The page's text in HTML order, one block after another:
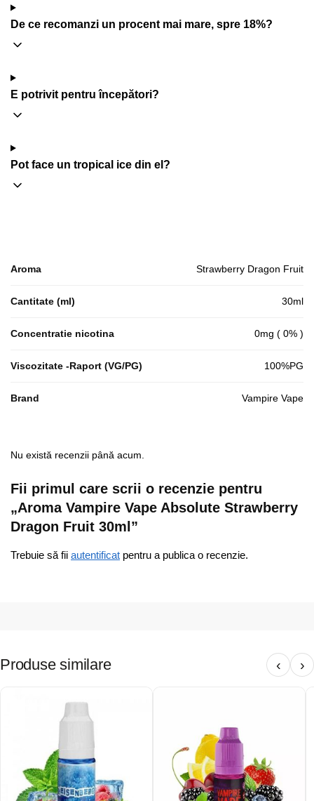
De ce recomanzi un procent mai mare, spre 18%?
E potrivit pentru începători?
Pot face un tropical ice din el?
Aroma Strawberry Dragon Fruit
Cantitate (ml) 30ml
Concentratie nicotina 0mg ( 0% )
Viscozitate -Raport (VG/PG) 100%PG
Brand Vampire Vape
Nu există recenzii până acum.
Fii primul care scrii o recenzie pentru
„Aroma Vampire Vape Absolute Strawberry
Dragon Fruit 30ml”
Trebuie să fii autentificat pentru a publica o recenzie.
Produse similare ‹ ›